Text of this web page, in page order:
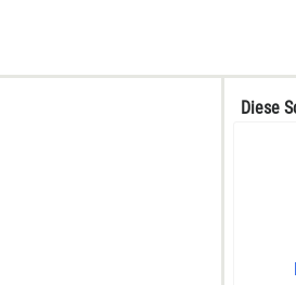
Diese